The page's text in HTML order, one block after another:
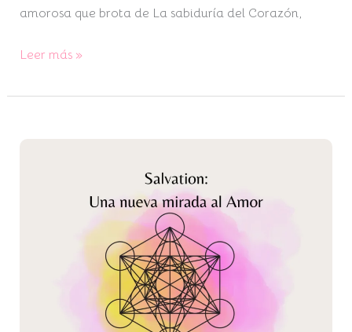
amorosa que brota de La sabiduría del Corazón,
Leer más »